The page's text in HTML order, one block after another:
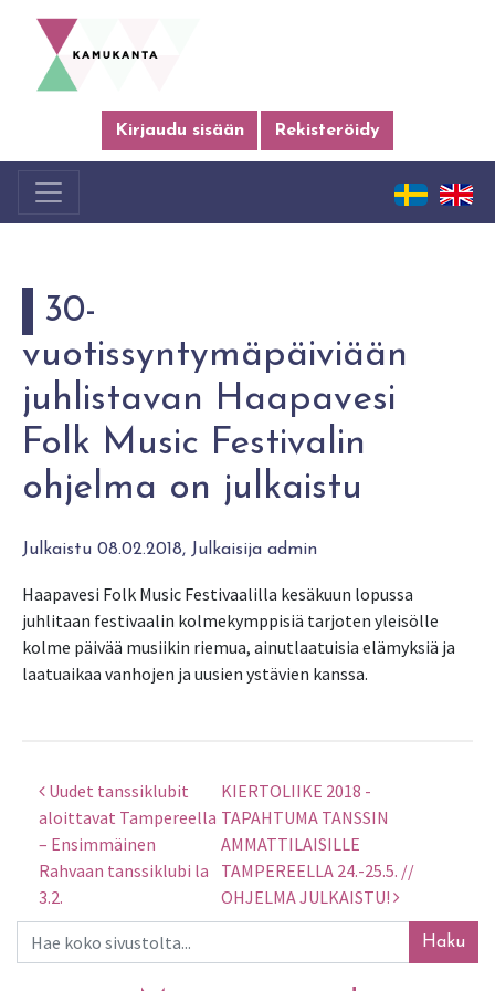
Kirjaudu sisään Rekisteröidy
30-
vuotissyntymäpäiviään
juhlistavan Haapavesi
Folk Music Festivalin
ohjelma on julkaistu
Julkaistu 08.02.2018, Julkaisija admin
Haapavesi Folk Music Festivaalilla kesäkuun lopussa
juhlitaan festivaalin kolmekymppisiä tarjoten yleisölle
kolme päivää musiikin riemua, ainutlaatuisia elämyksiä ja
laatuaikaa vanhojen ja uusien ystävien kanssa.
Artikkelien selaus
Uudet tanssiklubit
aloittavat Tampereella
– Ensimmäinen
Rahvaan tanssiklubi la
3.2.
KIERTOLIIKE 2018 -
TAPAHTUMA TANSSIN
AMMATTILAISILLE
TAMPEREELLA 24.-25.5. //
OHJELMA JULKAISTU!
Haku